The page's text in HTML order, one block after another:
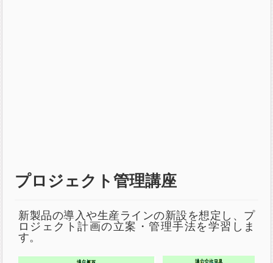
プロジェクト管理講座
新製品の導入や生産ラインの新設を想定し、プ
ロジェクト計画の立案・管理手法を学習しま
す。